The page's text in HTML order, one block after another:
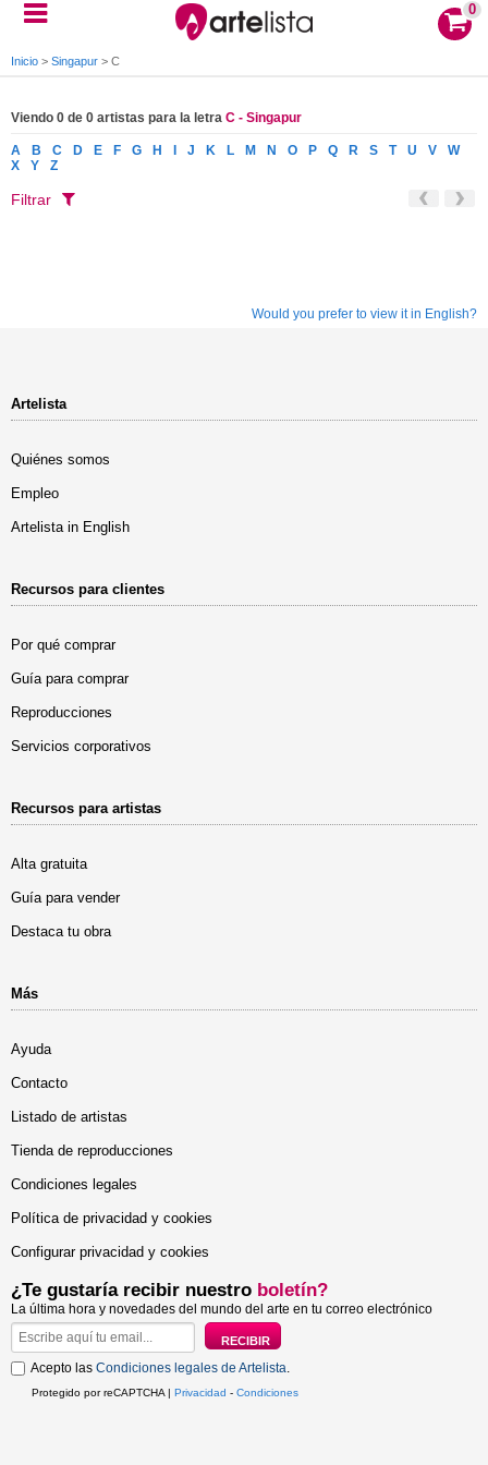
0
Inicio > Singapur > C
Viendo 0 de 0 artistas para la letra C - Singapur
A B C D E F G H J K L M N O P Q R S T U V
W
X
Y Z
Filtrar
Would you prefer to view it in English?
Artelista
Quiénes somos
Empleo
Artelista in English
Recursos para clientes
Por qué comprar
Guía para comprar
Reproducciones
Servicios corporativos
Recursos para artistas
Alta gratuita
Guía para vender
Destaca tu obra
Más
Ayuda
Contacto
Listado de artistas
Tienda de reproducciones
Condiciones legales
Política de privacidad y cookies
Configurar privacidad y cookies
¿Te gustaría recibir nuestro boletín?
La última hora y novedades del mundo del arte en tu correo electrónico
Acepto las Condiciones legales de Artelista.
Protegido por reCAPTCHA | Privacidad - Condiciones